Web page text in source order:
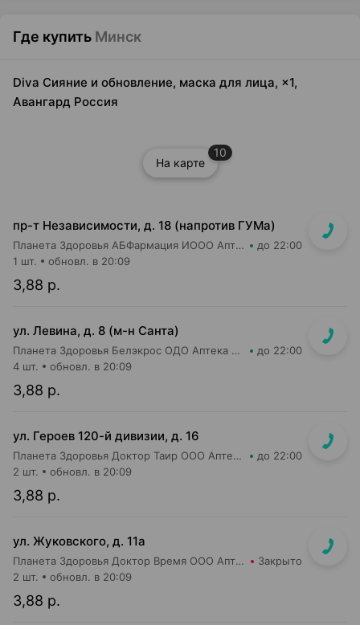
Где купить Минск
Diva Сияние и обновление, маска для лица, ×1,
Авангард Россия
На карте
10
пр-т Независимости, д. 18 (напротив ГУМа)
Планета Здоровья АБФармация ИООО Аптека №1 до 22:00
3,88 р.
1 шт. обновл. в 20:09
ул. Левина, д. 8 (м-н Санта)
Планета Здоровья Белэкрос ОДО Аптека №5 до 22:00
3,88 р.
4 шт. обновл. в 20:09
ул. Героев 120-й дивизии, д. 16
Планета Здоровья Доктор Таир ООО Аптека №2 до 22:00
3,88 р.
2 шт. обновл. в 20:09
ул. Жуковского, д. 11а
Планета Здоровья Доктор Время ООО Аптека №65 Закрыто
3,88 р.
2 шт. обновл. в 20:09